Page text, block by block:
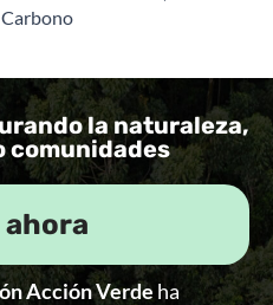
la naturaleza,
comunidades
ahora
Acción Verde ha